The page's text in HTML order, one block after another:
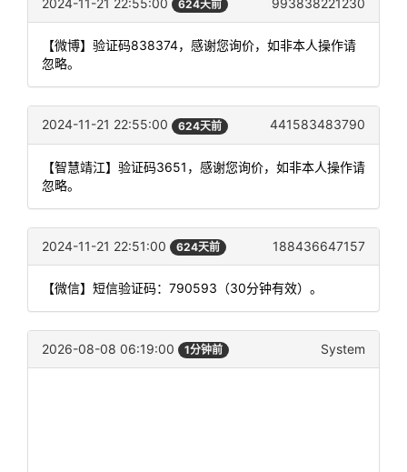
2024-11-21 22:55:00 624天前 993838221230
【微博】验证码838374，感谢您询价，如非本人操作请
忽略。
2024-11-21 22:55:00 624天前 441583483790
【智慧靖江】验证码3651，感谢您询价，如非本人操作请
忽略。
2024-11-21 22:51:00 624天前 188436647157
【微信】短信验证码：790593（30分钟有效）。
2026-08-08 06:19:00 1分钟前 System